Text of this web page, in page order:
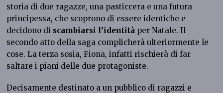
storia di due ragazze, una pasticcera e una futura
principessa, che scoprono di essere identiche e
decidono di scambiarsi l’identità per Natale. Il
secondo atto della saga complicherà ulteriormente le
cose. La terza sosia, Fiona, infatti rischierà di far
saltare i piani delle due protagoniste.
Decisamente destinato a un pubblico di ragazzi e